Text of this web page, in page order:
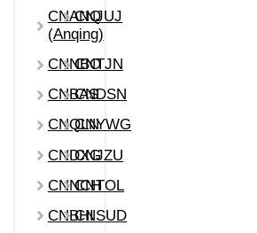
CNANQ
(Anqing)
CNJUJ
CNNBO
CNTJN
CNBASCNDSN
CNQLNCNYWG
CNDXG
CNJZU
CNNCHCNTOL
CNBHICNSUD